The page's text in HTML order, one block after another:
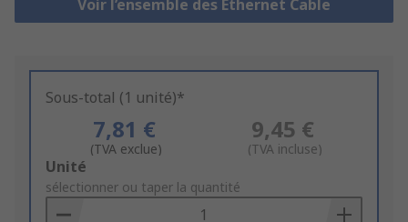
Voir l’ensemble des Ethernet Cable
Sous-total (1 unité)*
7,81 €
(TVA exclue)
9,45 €
(TVA incluse)
Add
to
Basket
Unité
sélectionner ou taper la quantité